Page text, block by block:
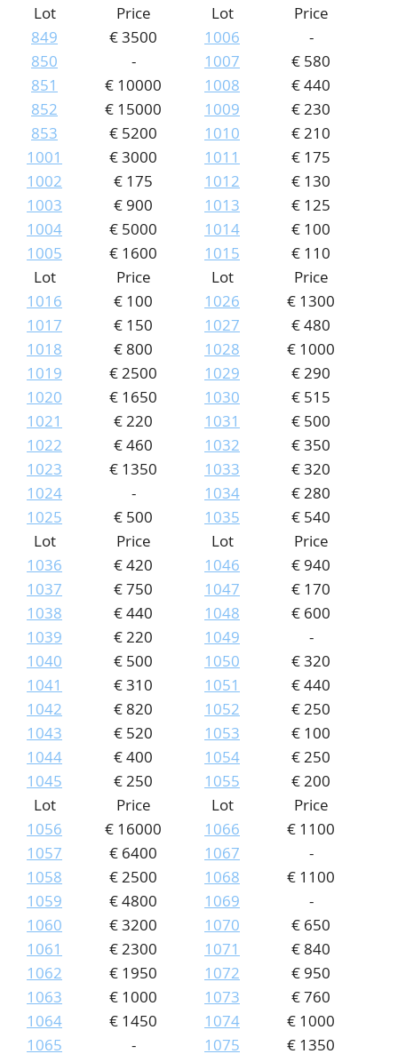
Lot
Price
849
€ 3500
850
-
851
€ 10000
852
€ 15000
853
€ 5200
1001
€ 3000
1002
€ 175
1003
€ 900
1004
€ 5000
1005
€ 1600
Lot
Price
1006
-
1007
€ 580
1008
€ 440
1009
€ 230
1010
€ 210
1011
€ 175
1012
€ 130
1013
€ 125
1014
€ 100
1015
€ 110
Lot
Price
1016
€ 100
1017
€ 150
1018
€ 800
1019
€ 2500
1020
€ 1650
1021
€ 220
1022
€ 460
1023
€ 1350
1024
-
1025
€ 500
Lot
Price
1026
€ 1300
1027
€ 480
1028
€ 1000
1029
€ 290
1030
€ 515
1031
€ 500
1032
€ 350
1033
€ 320
1034
€ 280
1035
€ 540
Lot
Price
1036
€ 420
1037
€ 750
1038
€ 440
1039
€ 220
1040
€ 500
1041
€ 310
1042
€ 820
1043
€ 520
1044
€ 400
1045
€ 250
Lot
Price
1046
€ 940
1047
€ 170
1048
€ 600
1049
-
1050
€ 320
1051
€ 440
1052
€ 250
1053
€ 100
1054
€ 250
1055
€ 200
Lot
Price
1056
€ 16000
1057
€ 6400
1058
€ 2500
1059
€ 4800
1060
€ 3200
1061
€ 2300
1062
€ 1950
1063
€ 1000
1064
€ 1450
1065
-
Lot
Price
1066
€ 1100
1067
-
1068
€ 1100
1069
-
1070
€ 650
1071
€ 840
1072
€ 950
1073
€ 760
1074
€ 1000
1075
€ 1350